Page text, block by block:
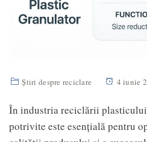
Știri despre reciclare 4 iunie
În industria reciclării
potrivite este esențială pentru